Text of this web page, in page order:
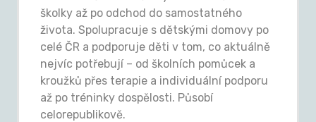
školky až po odchod do samostatného
života. Spolupracuje s dětskými domovy po
celé ČR a podporuje děti v tom, co aktuálně
nejvíc potřebují – od školních pomůcek a
kroužků přes terapie a individuální podporu
až po tréninky dospělosti. Působí
celorepublikově.